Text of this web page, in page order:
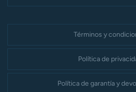
Términos y
Política de
Política de garantía y